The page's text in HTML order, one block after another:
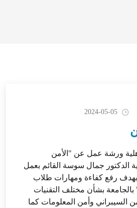
2024-05-05
ورشة عمل عن "الأمن
الدكتور جمال سوسة القائم بعمل
رفع كفاءة ومهارات طلاب
بشأن مختلف التقنيات
السيبراني وأمن المعلومات كما